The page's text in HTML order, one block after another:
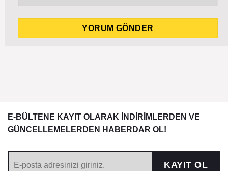
E-BÜLTENE KAYIT OLARAK İNDİRİMLERDEN VE
GÜNCELLEMELERDEN HABERDAR OL!
KAYIT OL